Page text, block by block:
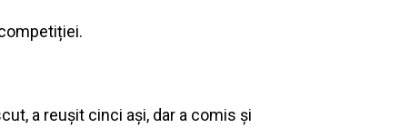
a reușit cinci ași, dar a comis și